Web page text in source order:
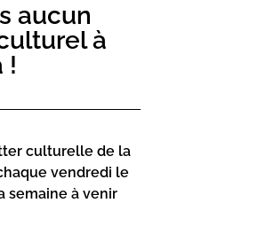
de la lune
t-elle sur
se
aucun
à
!
culturelle de la
vendredi le
semaine à venir